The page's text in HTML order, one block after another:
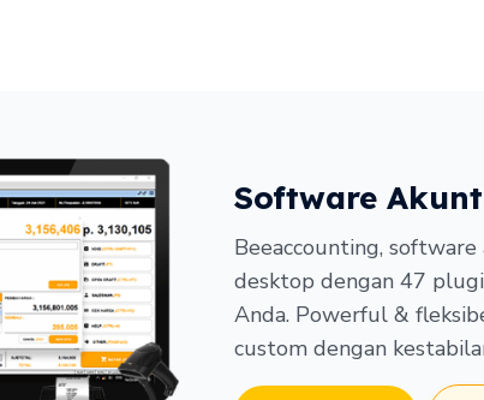
Software
Beeaccounting,
desktop dengan 47
Anda. Powerful &
custom dengan